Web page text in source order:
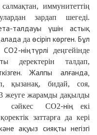
иммунитеттің
зардап шегеді.
талдауы үшін астық
да өсіріп көрген. Бұл
нің түрлі
деңгейінде
деректерін талдап,
Жалпы алғанда,
қызанақ, бидай, соя,
жеуге жарамды дақылды
сәйкес CO2-ніңекі
заттарға да кері
ақуыз сияқты негізгі